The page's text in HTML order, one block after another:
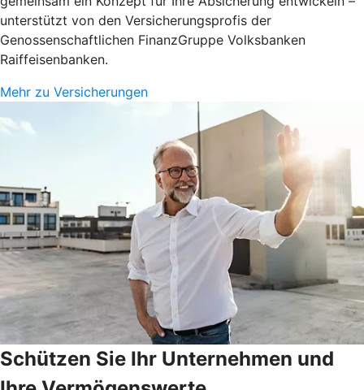
unterstützt von den Versicherungsprofis der
Genossenschaftlichen FinanzGruppe Volksbanken
Raiffeisenbanken.
Mehr zu Versicherungen
Schützen Sie Ihr Unternehmen und